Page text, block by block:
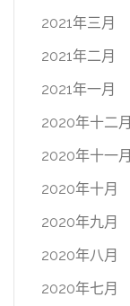
2021年三月
2021年二月
2021年一月
2020年十二月
2020年十一月
2020年十月
2020年九月
2020年八月
2020年七月